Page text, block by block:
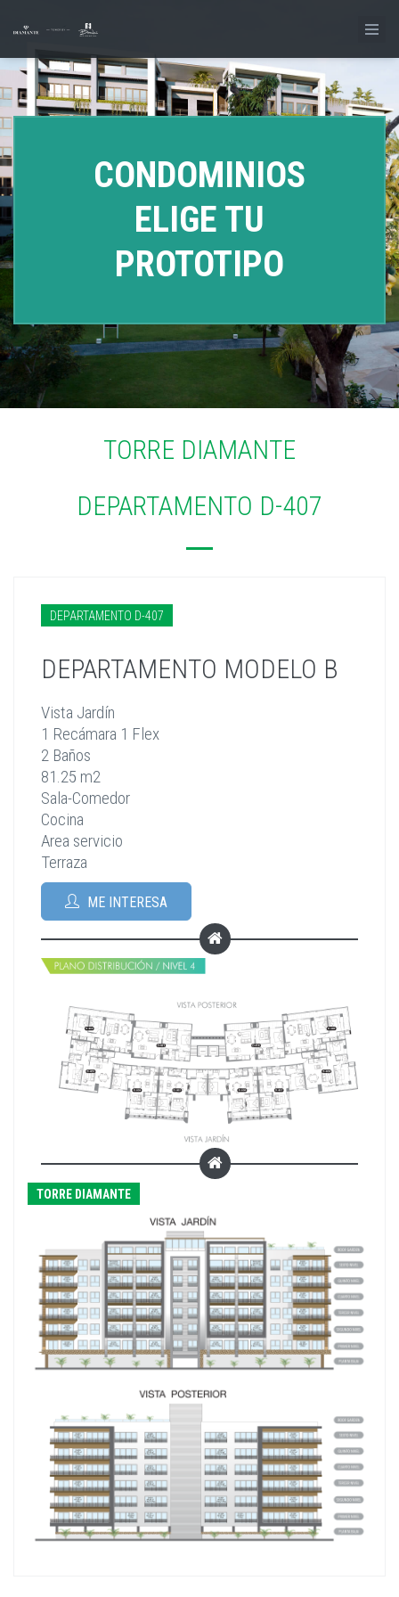
CONDOMINIOS
ELIGE TU
PROTOTIPO
TORRE DIAMANTE
DEPARTAMENTO D-407
DEPARTAMENTO D-407
DEPARTAMENTO MODELO B
Vista Jardín
1 Recámara 1 Flex
2 Baños
81.25 m2
Sala-Comedor
Cocina
Area servicio
Terraza
ME INTERESA
TORRE DIAMANTE